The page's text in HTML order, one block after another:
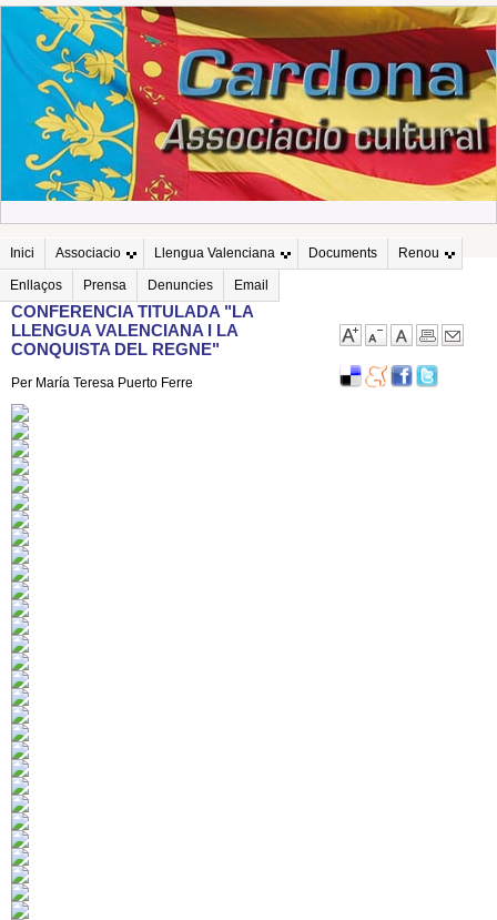
Inici Associacio Llengua Valenciana Documents Renou
Enllaços Prensa Denuncies Email
CONFERENCIA TITULADA "LA
LLENGUA VALENCIANA I LA
CONQUISTA DEL REGNE"
Per María Teresa Puerto Ferre